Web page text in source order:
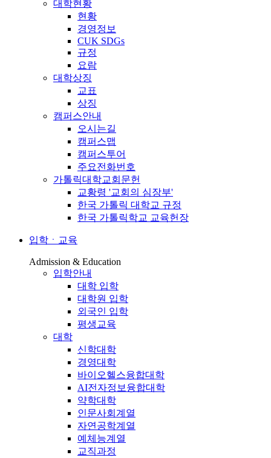
대학현황
현황
경영정보
CUK SDGs
규정
요람
대학상징
교표
상징
캠퍼스안내
오시는길
캠퍼스맵
캠퍼스투어
주요전화번호
가톨릭대학교회문헌
교황령 '교회의 심장부'
한국 가톨릭 대학교 규정
한국 가톨릭학교 교육헌장
입학ㆍ교육
Admission & Education
입학안내
대학 입학
대학원 입학
외국인 입학
평생교육
대학
신학대학
경영대학
바이오헬스융합대학
AI전자정보융합대학
약학대학
인문사회계열
자연공학계열
예체능계열
교직과정